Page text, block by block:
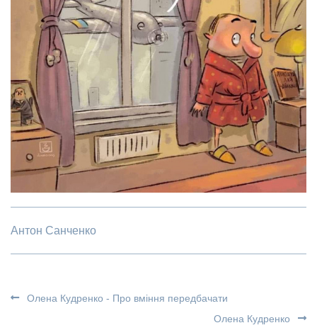
Антон Санченко
Олена Кудренко - Про вміння передбачати
Олена Кудренко